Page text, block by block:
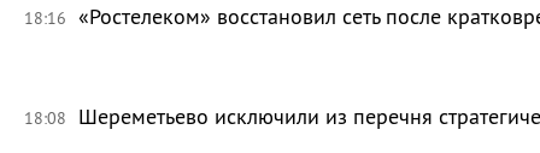
18:16 «Ростелеком» восстановил сеть после
18:08 Шереметьево исключили из перечня